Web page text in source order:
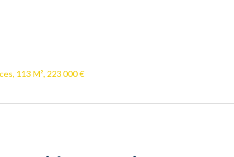
113 M², 223 000 €